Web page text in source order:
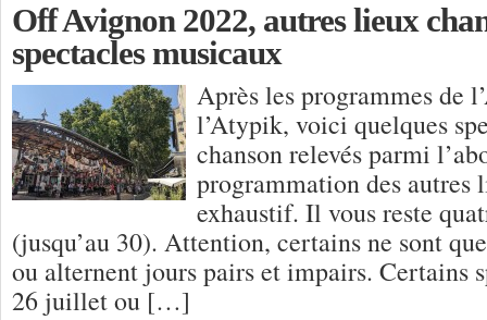
Off Avignon 2022, autres lieux
spectacles musicaux
Après les programmes de
l’Atypik, voici quelques
chanson relevés parmi
programmation des autres
exhaustif. Il vous reste
(jusqu’au 30). Attention, certains ne sont
ou alternent jours pairs et impairs. Certains
26 juillet ou […]